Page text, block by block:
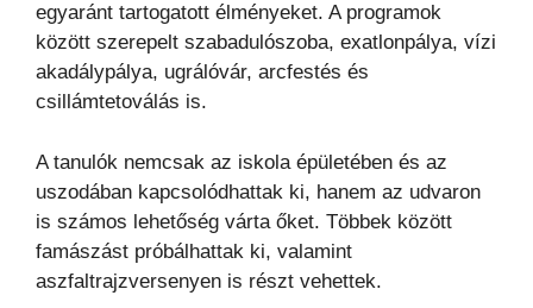
egyaránt tartogatott élményeket. A programok
között szerepelt szabadulószoba, exatlonpálya, vízi
akadálypálya, ugrálóvár, arcfestés és
csillámtetoválás is.
A tanulók nemcsak az iskola épületében és az
uszodában kapcsolódhattak ki, hanem az udvaron
is számos lehetőség várta őket. Többek között
famászást próbálhattak ki, valamint
aszfaltrajzversenyen is részt vehettek.